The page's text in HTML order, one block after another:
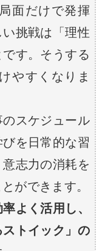
面だけで発揮
挑戦は「理性
す。そうする
やすくなりま
スケジュール
を日常的な習
志力の消耗を
ができます。
よく活用し、
トイック」の